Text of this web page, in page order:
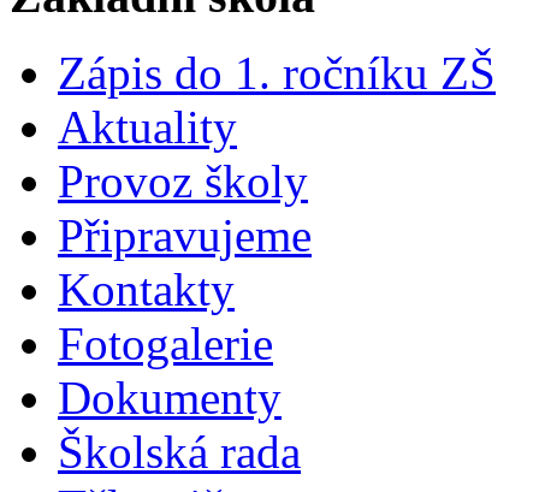
Zápis do 1. ročníku ZŠ
Aktuality
Provoz školy
Připravujeme
Kontakty
Fotogalerie
Dokumenty
Školská rada